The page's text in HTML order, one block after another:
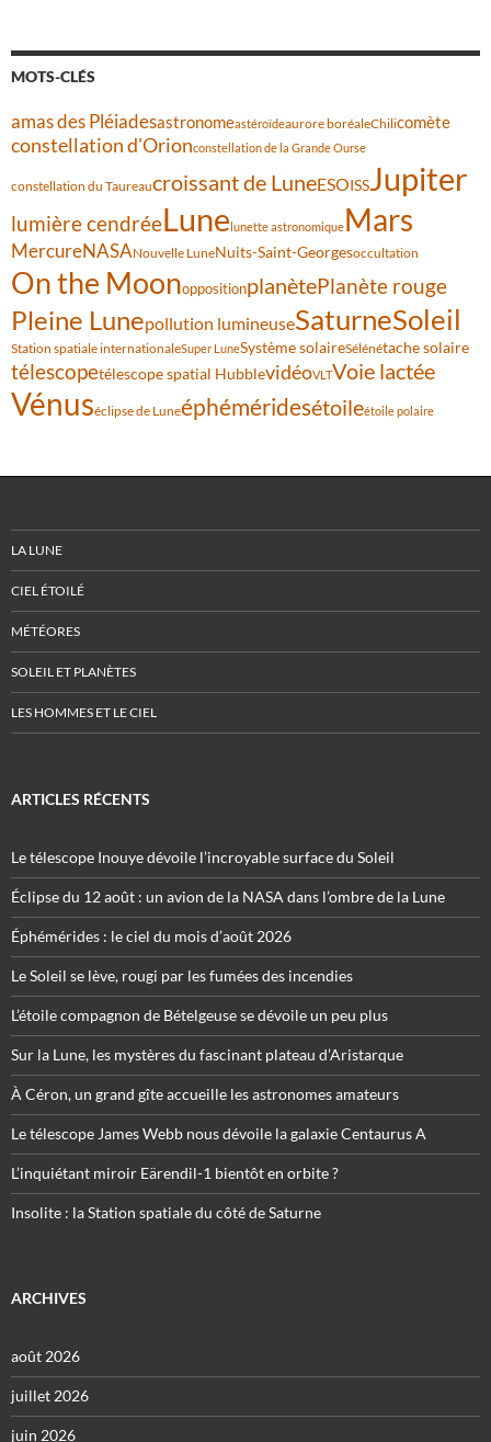
MOTS-CLÉS
amas des Pléiadesastronomeastéroïdeaurore boréaleChilicomète
constellation d'Orionconstellation de la Grande Ourse
constellation du Taureaucroissant de LuneESOISSJupiter
lumière cendréeLune lunette astronomiqueMars
MercureNASANouvelle LuneNuits-Saint-Georgesoccultation
On the MoonoppositionplanètePlanète rouge
Pleine Lunepollution lumineuseSaturneSoleil
Station spatiale internationaleSuper LuneSystème solaireSélénétache solaire
télescopetélescope spatial HubblevidéoVLTVoie lactée
Vénuséclipse de Luneéphéméridesétoileétoile polaire
LA LUNE
CIEL ÉTOILÉ
MÉTÉORES
SOLEIL ET PLANÈTES
LES HOMMES ET LE CIEL
ARTICLES RÉCENTS
Le télescope Inouye dévoile l’incroyable surface du Soleil
Éclipse du 12 août : un avion de la NASA dans l’ombre de la Lune
Éphémérides : le ciel du mois d’août 2026
Le Soleil se lève, rougi par les fumées des incendies
L’étoile compagnon de Bételgeuse se dévoile un peu plus
Sur la Lune, les mystères du fascinant plateau d’Aristarque
À Céron, un grand gîte accueille les astronomes amateurs
Le télescope James Webb nous dévoile la galaxie Centaurus A
L’inquiétant miroir Eärendil-1 bientôt en orbite ?
Insolite : la Station spatiale du côté de Saturne
ARCHIVES
août 2026
juillet 2026
juin 2026